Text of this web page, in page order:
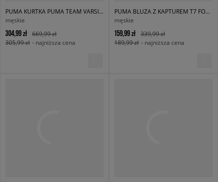
PUMA KURTKA PUMA TEAM VARSITY JACKET
męskie
304,99 zł
669,99 zł
305,99 zł - najniższa cena
PUMA BLUZA Z KAPTUREM T7 FOR THE FANBASE SUPER
męskie
159,99 zł
339,99 zł
189,99 zł - najniższa cena